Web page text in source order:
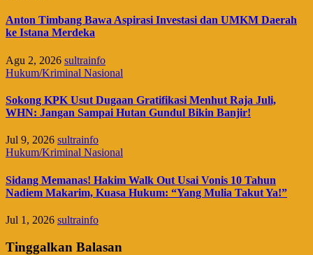
Anton Timbang Bawa Aspirasi Investasi dan UMKM Daerah
ke Istana Merdeka
Agu 2, 2026 sultrainfo
Hukum/Kriminal Nasional
Sokong KPK Usut Dugaan Gratifikasi Menhut Raja Juli,
WHN: Jangan Sampai Hutan Gundul Bikin Banjir!
Jul 9, 2026 sultrainfo
Hukum/Kriminal Nasional
Sidang Memanas! Hakim Walk Out Usai Vonis 10 Tahun
Nadiem Makarim, Kuasa Hukum: “Yang Mulia Takut Ya!”
Jul 1, 2026 sultrainfo
Tinggalkan Balasan